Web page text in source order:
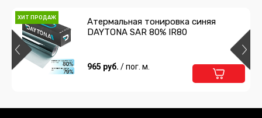
Тонировочная пленка Scorpio HP
520 руб./ пог. м.
В корзину
ХИТ ПРОДАЖ
Атермальная тонировка синяя
DAYTONA SAR 80% IR80
965 руб. / пог. м.